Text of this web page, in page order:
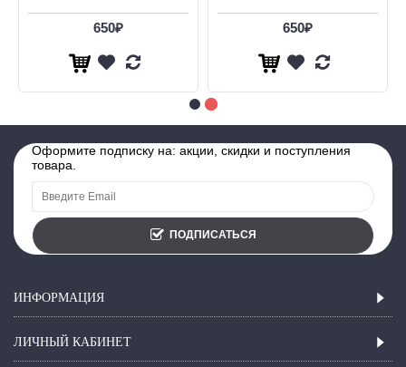
650₽ 650₽
Оформите подписку на: акции, скидки и поступления
товара.
ПОДПИСАТЬСЯ
ИНФОРМАЦИЯ
ЛИЧНЫЙ КАБИНЕТ